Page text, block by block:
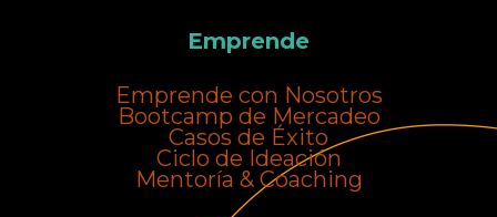
Emprende
Emprende con Nosotros
Bootcamp de Mercadeo
Casos de Éxito
Ciclo de Ideación
Mentoría & Coaching